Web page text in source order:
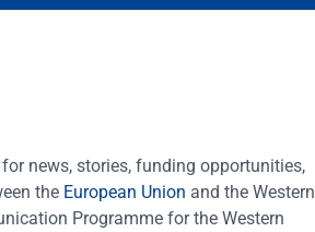
news, stories, funding opportunities,
the European Union and the Western
Programme for the Western